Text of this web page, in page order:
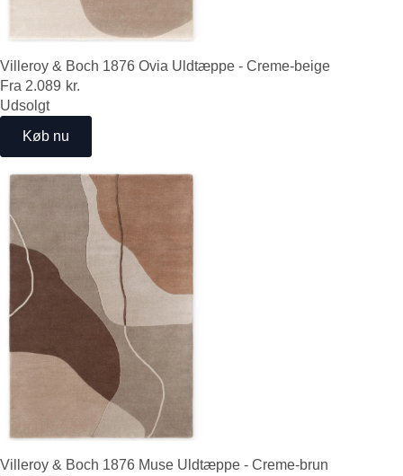
Villeroy & Boch 1876 Ovia Uldtæppe - Creme-beige
Fra 2.089 kr.
Udsolgt
Køb nu
Villeroy & Boch 1876 Muse Uldtæppe - Creme-brun